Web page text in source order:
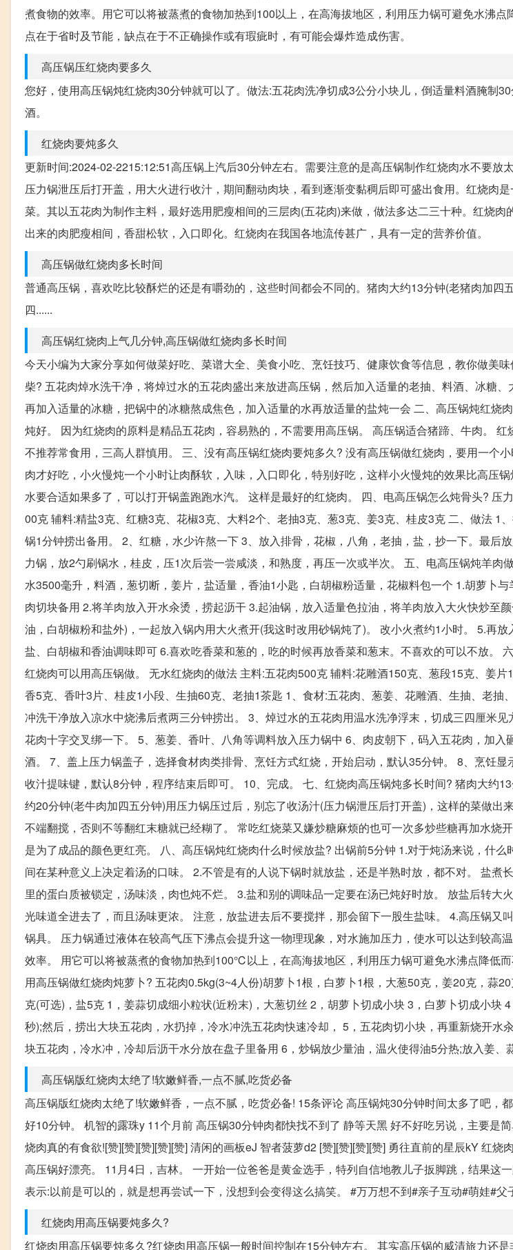
煮食物的效率。用它可以将被蒸煮的食物加热到100以上，在高海拔地区，利用压力锅可避免水沸
点在于省时及节能，缺点在于不正确操作或有瑕疵时，有可能会爆炸造成伤害。
高压锅压红烧肉要多久
您好，使用高压锅炖红烧肉30分钟就可以了。做法:五花肉洗净切成3公分小块儿，倒适量料酒腌制
酒。
红烧肉要炖多久
更新时间:2024-02-2215:12:51高压锅上汽后30分钟左右。需要注意的是高压锅制作红烧肉水不要放
压力锅泄压后打开盖，用大火进行收汁，期间翻动肉块，看到逐渐变黏稠后即可盛出食用。红烧肉
菜。其以五花肉为制作主料，最好选用肥瘦相间的三层肉(五花肉)来做，做法多达二三十种。红烧肉
出来的肉肥瘦相间，香甜松软，入口即化。红烧肉在我国各地流传甚广，具有一定的营养价值。
高压锅做红烧肉多长时间
普通高压锅，喜欢吃比较酥烂的还是有嚼劲的，这些时间都会不同的。猪肉大约13分钟(老猪肉加四
四......
高压锅红烧肉上气几分钟,高压锅做红烧肉多长时间
今天小编为大家分享如何做菜好吃、菜谱大全、美食小吃、烹饪技巧、健康饮食等信息，教你做美
柴? 五花肉焯水洗干净，将焯过水的五花肉盛出来放进高压锅，然后加入适量的老抽、料酒、冰糖
再加入适量的冰糖，把锅中的冰糖熬成焦色，加入适量的水再放适量的盐炖一会 二、高压锅炖红烧
炖好。 因为红烧肉的原料是精品五花肉，容易熟的，不需要用高压锅。 高压锅适合猪蹄、牛肉。 红
不推荐常食用，三高人群慎用。 三、没有高压锅红烧肉要炖多久? 没有高压锅做红烧肉，要用一个
肉才好吃，小火慢炖一个小时让肉酥软，入味，入口即化，特别好吃，这样小火慢炖的效果比高压
水要合适如果多了，可以打开锅盖跑跑水汽。 这样是最好的红烧肉。 四、电高压锅怎么炖骨头? 压
00克 辅料:精盐3克、红糖3克、花椒3克、大料2个、老抽3克、葱3克、姜3克、桂皮3克 二、做法 1
锅1分钟捞出备用。 2、红糖，水少许熬一下 3、放入排骨，花椒，八角，老抽，盐，抄一下。最后
力锅，放2勺刷锅水，桂皮，压1次后尝一尝咸淡，和熟度，再压一次或半次。 五、电高压锅炖羊肉
水3500毫升，料酒，葱切断，姜片，盐适量，香油1小匙，白胡椒粉适量，花椒料包一个 1.胡萝卜
肉切块备用 2.将羊肉放入开水汆烫，捞起沥干 3.起油锅，放入适量色拉油，将羊肉放入大火快炒至
油，白胡椒粉和盐外)，一起放入锅内用大火煮开(我这时改用砂锅炖了)。 改小火煮约1小时。 5.再
盐、白胡椒和香油调味即可 6.喜欢吃香菜和葱的，吃的时候再放香菜和葱末。不喜欢的可以不放。
红烧肉可以用高压锅做。 无水红烧肉的做法 主料:五花肉500克 辅料:花雕酒150克、葱段15克、姜
香5克、香叶3片、桂皮1小段、生抽60克、老抽1茶匙 1、食材:五花肉、葱姜、花雕酒、生抽、老抽
冲洗干净放入凉水中烧沸后煮两三分钟捞出。 3、焯过水的五花肉用温水洗净浮末，切成三四厘米
花肉十字交叉绑一下。 5、葱姜、香叶、八角等调料放入压力锅中 6、肉皮朝下，码入五花肉，加入
酒。 7、盖上压力锅盖子，选择食材肉类排骨、烹饪方式红烧，开始启动，默认35分钟。 8、烹饪
收汁提味键，默认8分钟，程序结束后即可。 10、完成。 七、红烧肉高压锅炖多长时间? 猪肉大约
约20分钟(老牛肉加四五分钟)用压力锅压过后，别忘了收汤汁(压力锅泄压后打开盖)，这样的菜做出
不端翻搅，否则不等翻红末糖就已经糊了。 常吃红烧菜又嫌炒糖麻烦的也可一次多炒些糖再加水烧
是为了成品的颜色更红亮。 八、高压锅炖红烧肉什么时候放盐? 出锅前5分钟 1.对于炖汤来说，什
间在某种意义上决定着汤的口味。 2.不管是有的人说下锅时就放盐，还是半熟时放，都不对。 盐煮
里的蛋白质被锁定，汤味淡，肉也炖不烂。 3.盐和别的调味品一定要在汤已炖好时放。 放盐后转大
光味道全进去了，而且汤味更浓。 注意，放盐进去后不要搅拌，那会留下一股生盐味。 4.高压锅又
锅具。 压力锅通过液体在较高气压下沸点会提升这一物理现象，对水施加压力，使水可以达到较高
效率。 用它可以将被蒸煮的食物加热到100℃以上，在高海拔地区，利用压力锅可避免水沸点降低
用高压锅做红烧肉炖萝卜? 五花肉0.5kg(3~4人份)胡萝卜1根，白萝卜1根，大葱50克，姜20克，蒜
克(可选)，盐5克 1，姜蒜切成细小粒状(近粉末)，大葱切丝 2，胡萝卜切成小块 3，白萝卜切成小块
秒);然后，捞出大块五花肉，水扔掉，冷水冲洗五花肉快速冷却， 5，五花肉切小块，再重新烧开水
块五花肉，冷水冲，冷却后沥干水分放在盘子里备用 6，炒锅放少量油，温火使得油5分热;放入姜、
高压锅版红烧肉太绝了!软嫩鲜香,一点不腻,吃货必备
高压锅版红烧肉太绝了!软嫩鲜香，一点不腻，吃货必备! 15条评论 高压锅炖30分钟时间太多了吧，
好10分钟。 机智的露珠y 11个月前 高压锅30分钟肉都快找不到了 静等天黑 好不好吃另说，主要是
烧肉真的有食欲![赞][赞][赞][赞][赞] 清闲的画板eJ 智者菠萝d2 [赞][赞][赞][赞] 勇往直前的星辰kY 红烧
高压锅好漂亮。 11月4日，吉林。 一开始一位爸爸是黄金选手，特列自信地教儿子扳脚跳，结果这
表示:以前是可以的，就是想再尝试一下，没想到会变得这么搞笑。 #万万想不到#亲子互动#萌娃#
红烧肉用高压锅要炖多久?
红烧肉用高压锅要炖多久?红烧肉用高压锅一般时间控制在15分钟左右。 其实高压锅的威清旅力还